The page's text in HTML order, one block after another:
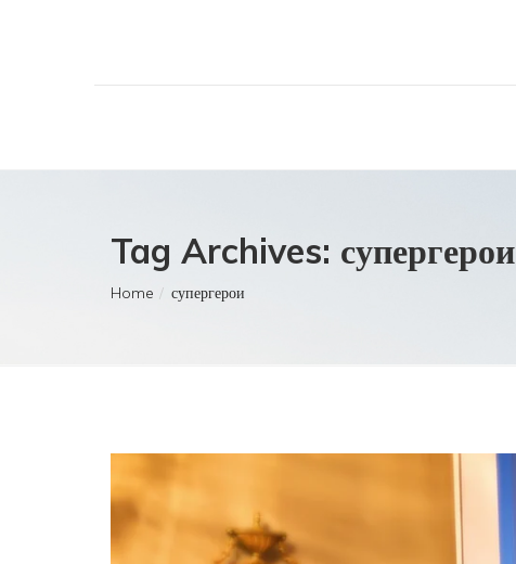
Tag Archives: супергерои
Home супергерои